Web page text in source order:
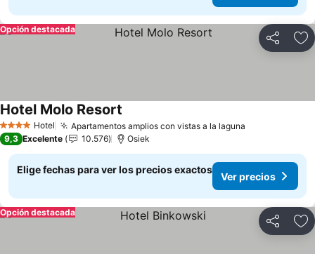
Compartir
Opción destacada
4 EstrellasHotel Apartamentos amplios con vistas a la laguna
Hotel Molo Resort
9,3 Excelente 10.576 Osiek
Elige fechas para ver los precios exactos
Ver precios
Compartir
Opción destacada